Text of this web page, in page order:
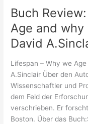
Buch
Age and why
David
Lifespan – Why we
A.Sinclair Über den
Wissenschaftler und
dem Feld der
verschrieben. Er
Boston. Über das